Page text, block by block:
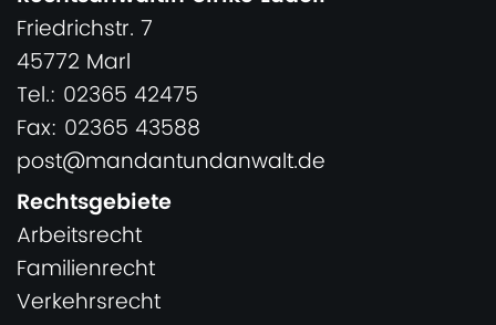
Friedrichstr. 7
45772 Marl
Tel.: 02365 42475
Fax: 02365 43588
post@mandantundanwalt.de
Rechtsgebiete
Arbeitsrecht
Familienrecht
Verkehrsrecht